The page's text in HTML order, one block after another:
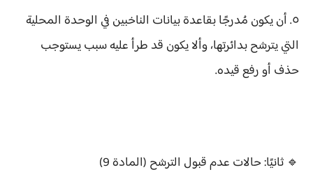
٥. أن يكون مُدرجًا بقاعدة بيانات الناخبين في الوحدة المحلية
التي يترشح بدائرتها، وألا يكون قد طرأ عليه سبب يستوجب
حذف أو رفع قيده.
🔹 ثانيًا: حالات عدم قبول الترشح (المادة 9)